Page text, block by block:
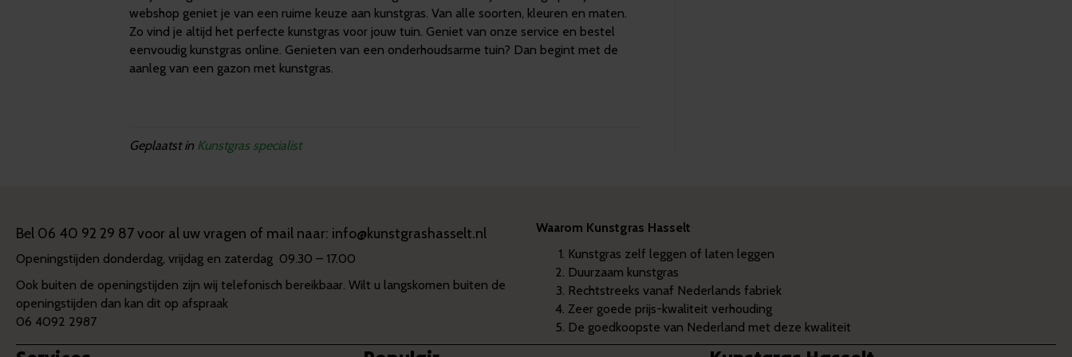
webshop geniet je van een ruime keuze aan kunstgras. Van alle soorten, kleuren en maten.
Zo vind je altijd het perfecte kunstgras voor jouw tuin. Geniet van onze service en bestel
eenvoudig kunstgras online. Genieten van een onderhoudsarme tuin? Dan begint met de
aanleg van een gazon met kunstgras.
Geplaatst in Kunstgras specialist
Bel 06 40 92 29 87voor al uw vragen of mail naar: info@kunstgrashasselt.nl
Openingstijden donderdag, vrijdag en zaterdag 09.30 – 17.00
Ook buiten de openingstijden zijn wij telefonisch bereikbaar. Wilt u langskomen buiten de
openingstijden dan kan dit op afspraak
06 4092 2987
Waarom Kunstgras Hasselt
Kunstgras zelf leggen of laten leggen
Duurzaam kunstgras
Rechtstreeks vanaf Nederlands fabriek
Zeer goede prijs-kwaliteit verhouding
De goedkoopste van Nederland met deze kwaliteit